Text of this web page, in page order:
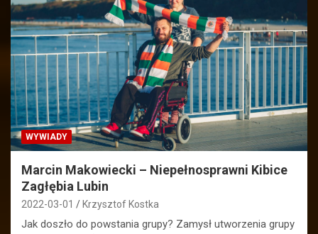
WYWIADY
Marcin Makowiecki – Niepełnosprawni Kibice
Zagłębia Lubin
2022-03-01 Krzysztof Kostka
Jak doszło do powstania grupy? Zamysł utworzenia grupy